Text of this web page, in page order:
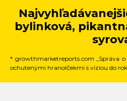
bylinková,
* growthmarketreports.com „Správa
ochutenými hranolčekmi s víziou do